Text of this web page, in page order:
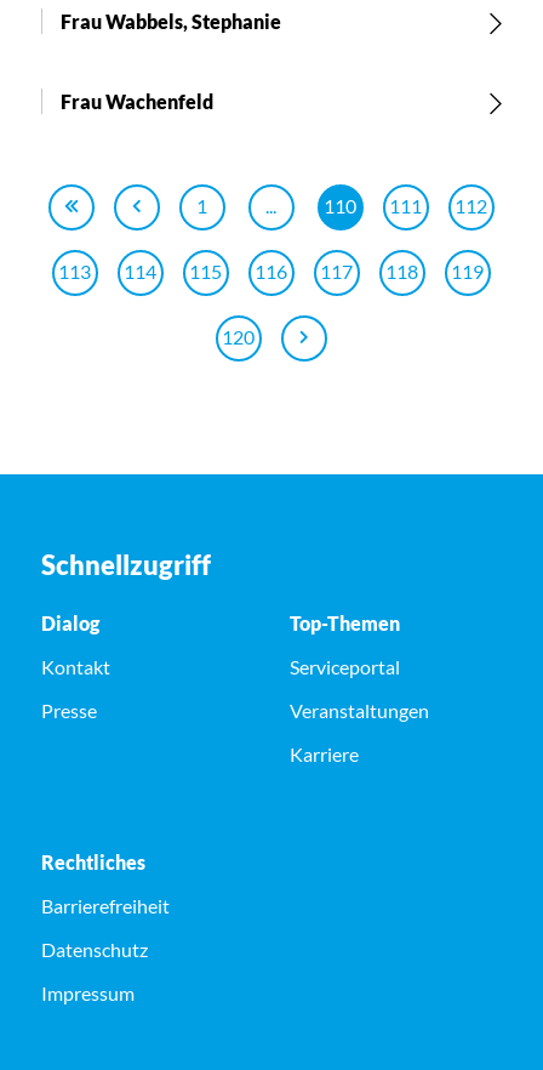
Frau Wabbels, Stephanie
Frau Wachenfeld
1 110 111 112
113 114 115 116 117 118 119
120
Schnellzugriff
Dialog
Kontakt
Presse
Top-Themen
Serviceportal
Veranstaltungen
Karriere
Rechtliches
Barrierefreiheit
Datenschutz
Impressum